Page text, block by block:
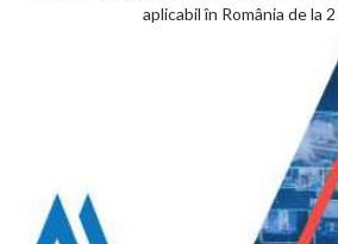
aplicabil în România de la